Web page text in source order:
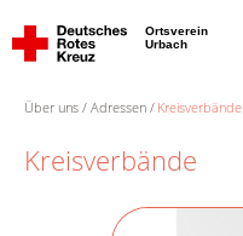
Ortsverein
Urbach
Über uns Adressen Kreisverbände
Kreisverbände